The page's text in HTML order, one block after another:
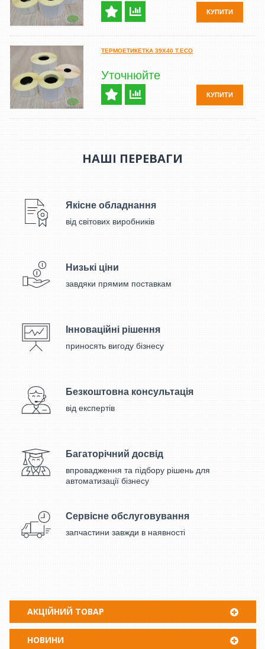
КУПИТИ
ТЕРМОЕТИКЕТКА 39Х40 T.ECO
Уточнюйте
КУПИТИ
НАШІ ПЕРЕВАГИ
Якісне обладнання
від світових виробників
Низькі ціни
завдяки прямим поставкам
Інноваційні рішення
приносять вигоду бізнесу
Безкоштовна консультація
від експертів
Багаторічний досвід
впровадження та підбору рішень для
автоматизації бізнесу
Сервісне обслуговування
запчастини завжди в наявності
АКЦІЙНИЙ ТОВАР
НОВИНИ